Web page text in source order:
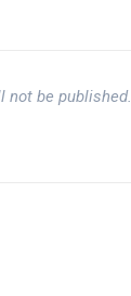
not be published.